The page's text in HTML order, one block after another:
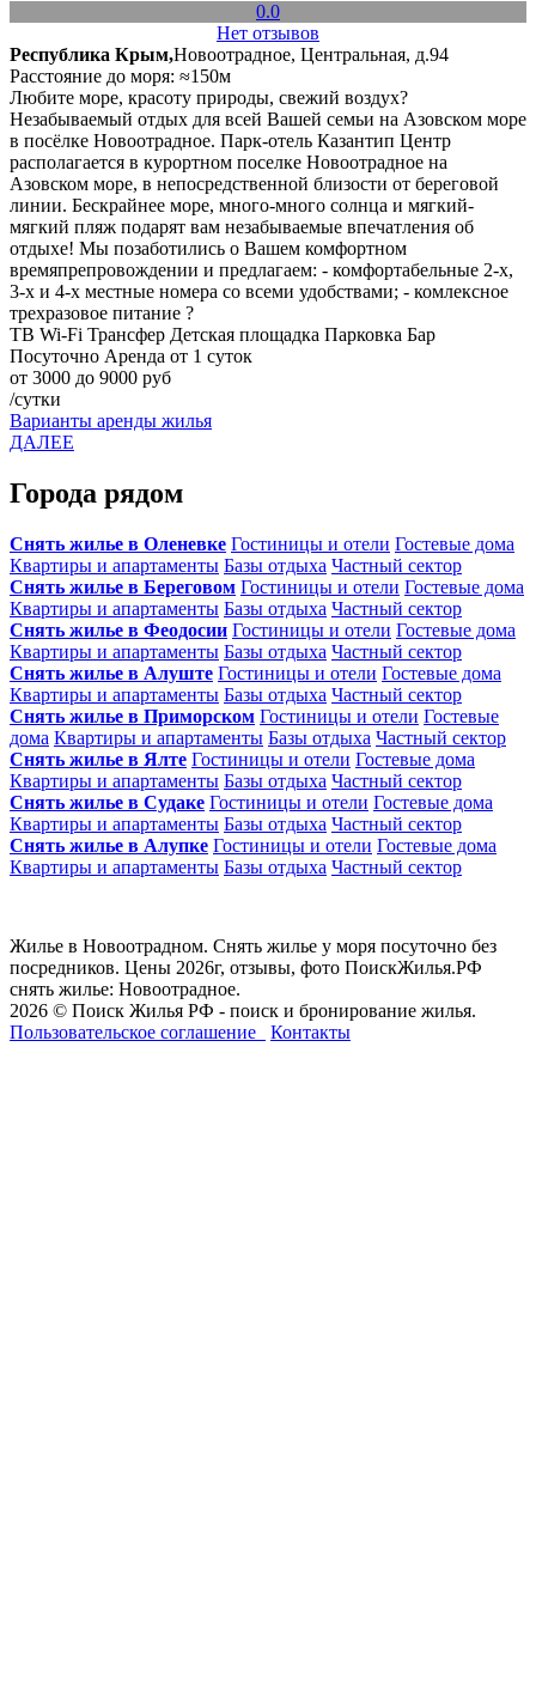
0.0
Нет отзывов
Республика Крым,Новоотрадное, Центральная, д.94
Расстояние до моря: ≈150м
Любите море, красоту природы, свежий воздух?
Незабываемый отдых для всей Вашей семьи на Азовском море
в посёлке Новоотрадное. Парк-отель Казантип Центр
располагается в курортном поселке Новоотрадное на
Азовском море, в непосредственной близости от береговой
линии. Бескрайнее море, много-много солнца и мягкий-
мягкий пляж подарят вам незабываемые впечатления об
отдыхе! Мы позаботились о Вашем комфортном
времяпрепровождении и предлагаем: - комфортабельные 2-х,
3-х и 4-х местные номера со всеми удобствами; - комлексное
трехразовое питание ?
ТВ Wi-Fi Трансфер Детская площадка Парковка Бар
Посуточно Аренда от 1 суток
от 3000 до 9000 руб
/сутки
Варианты аренды жилья
ДАЛЕЕ
Города рядом
Снять жилье в Оленевке Гостиницы и отели Гостевые дома
Квартиры и апартаменты Базы отдыха Частный сектор
Снять жилье в Береговом Гостиницы и отели Гостевые дома
Квартиры и апартаменты Базы отдыха Частный сектор
Снять жилье в Феодосии Гостиницы и отели Гостевые дома
Квартиры и апартаменты Базы отдыха Частный сектор
Снять жилье в Алуште Гостиницы и отели Гостевые дома
Квартиры и апартаменты Базы отдыха Частный сектор
Снять жилье в Приморском Гостиницы и отели Гостевые
дома Квартиры и апартаменты Базы отдыха Частный сектор
Снять жилье в Ялте Гостиницы и отели Гостевые дома
Квартиры и апартаменты Базы отдыха Частный сектор
Снять жилье в Судаке Гостиницы и отели Гостевые дома
Квартиры и апартаменты Базы отдыха Частный сектор
Снять жилье в Алупке Гостиницы и отели Гостевые дома
Квартиры и апартаменты Базы отдыха Частный сектор
Жилье в Новоотрадном. Снять жилье у моря посуточно без
посредников. Цены 2026г, отзывы, фото ПоискЖилья.РФ
снять жилье: Новоотрадное.
2026 © Поиск Жилья РФ - поиск и бронирование жилья.
Пользовательское соглашение
Контакты